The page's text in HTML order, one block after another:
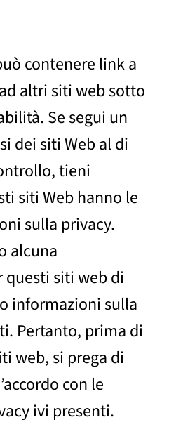
contenere link a
altri siti web sotto
Se segui un
dei siti Web al di
tieni
siti Web hanno le
sulla privacy.
alcuna
questi siti web di
informazioni sulla
Pertanto, prima di
web, si prega di
con le
ivi presenti.